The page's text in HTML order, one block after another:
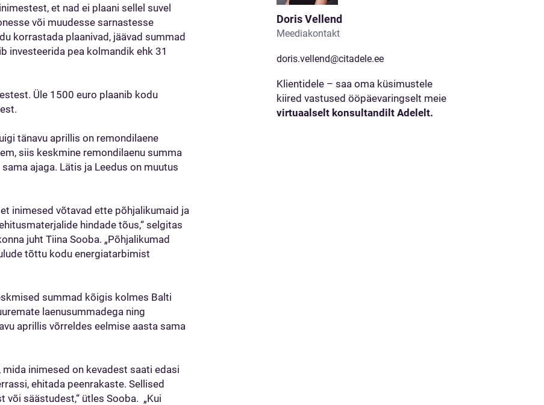
et nad ei plaani sellel suvel
või muudesse sarnastesse
korrastada plaanivad, jäävad summad
investeerida pea kolmandik ehk 31
Üle 1500 euro plaanib kodu
tänavu aprillis on remondilaene
siis keskmine remondilaenu summa
ajaga. Lätis ja Leedus on muutus
inimesed võtavad ette põhjalikumaid ja
hindade tõus,“ selgitas
juht Tiina Sooba. „Põhjalikumad
tõttu kodu energiatarbimist
summad kõigis kolmes Balti
laenusummadega ning
aprillis võrreldes eelmise aasta sama
inimesed on kevadest saati edasi
ehitada peenrakaste. Sellised
säästudest,“ ütles Sooba. „Kui
Doris Vellend
Meediakontakt
doris.vellend@citadele.ee
Klientidele – saa oma küsimustele
kiired vastused ööpäevaringselt meie
virtuaalselt konsultandilt Adelelt.